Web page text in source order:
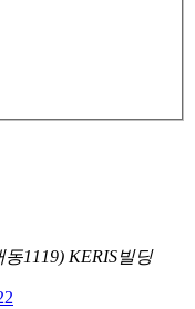
1119) KERIS빌딩